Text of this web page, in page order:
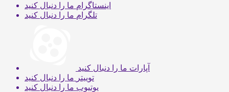
اینستاگرام ما را دنبال کنید
تلگرام ما را دنبال کنید
آپارات ما را دنبال کنید
توییتر ما را دنبال کنید
یوتیوب ما را دنبال کنید